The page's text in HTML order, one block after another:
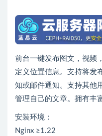
前台一键发布图文，视频
定义位置信息。支持将发
知或邮件通知。支持其他
管理自己的文章。拥有丰
安装环境：
Nginx ≥1.22